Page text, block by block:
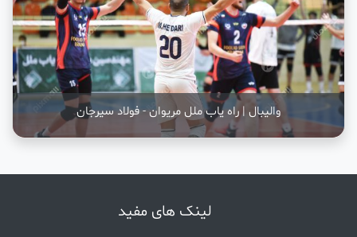
والیبال | راه یاب ملل مریوان - فولاد سیرجان
لینک های مفید